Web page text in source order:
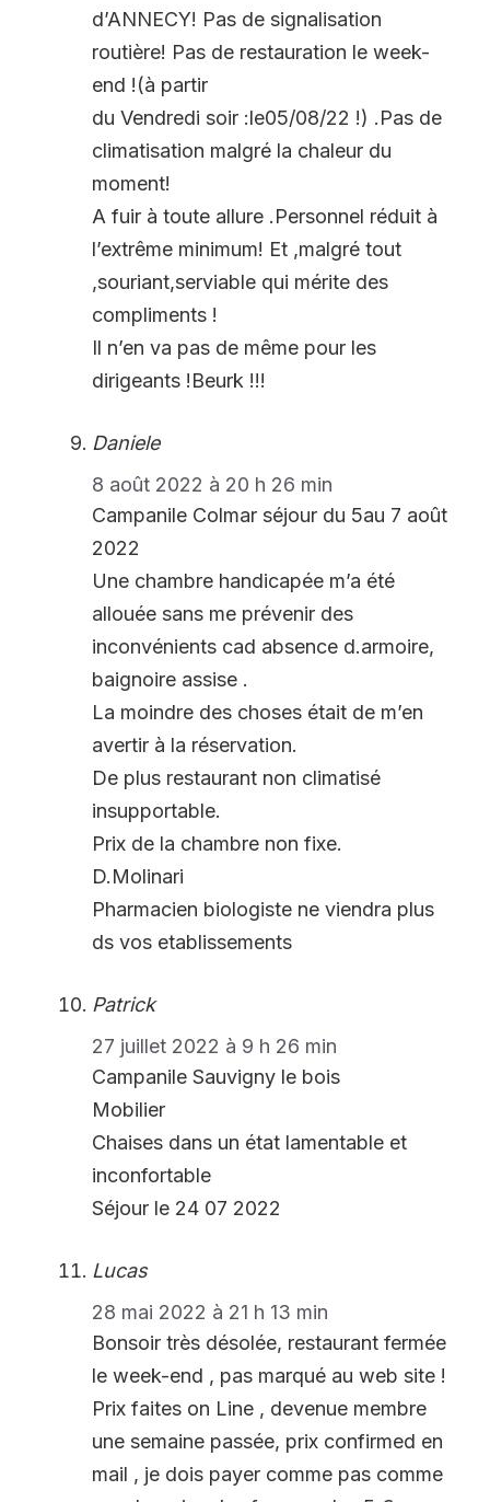
d’ANNECY! Pas de signalisation
routière! Pas de restauration le week-
end !(à partir
du Vendredi soir :le05/08/22 !) .Pas de
climatisation malgré la chaleur du
moment!
A fuir à toute allure .Personnel réduit à
l’extrême minimum! Et ,malgré tout
,souriant,serviable qui mérite des
compliments !
Il n’en va pas de même pour les
dirigeants !Beurk !!!
Daniele
8 août 2022 à 20 h 26 min
Campanile Colmar séjour du 5au 7 août
2022
Une chambre handicapée m’a été
allouée sans me prévenir des
inconvénients cad absence d.armoire,
baignoire assise .
La moindre des choses était de m’en
avertir à la réservation.
De plus restaurant non climatisé
insupportable.
Prix de la chambre non fixe.
D.Molinari
Pharmacien biologiste ne viendra plus
ds vos etablissements
Patrick
27 juillet 2022 à 9 h 26 min
Campanile Sauvigny le bois
Mobilier
Chaises dans un état lamentable et
inconfortable
Séjour le 24 07 2022
Lucas
28 mai 2022 à 21 h 13 min
Bonsoir très désolée, restaurant fermée
le week-end , pas marqué au web site !
Prix faites on Line , devenue membre
une semaine passée, prix confirmed en
mail , je dois payer comme pas comme